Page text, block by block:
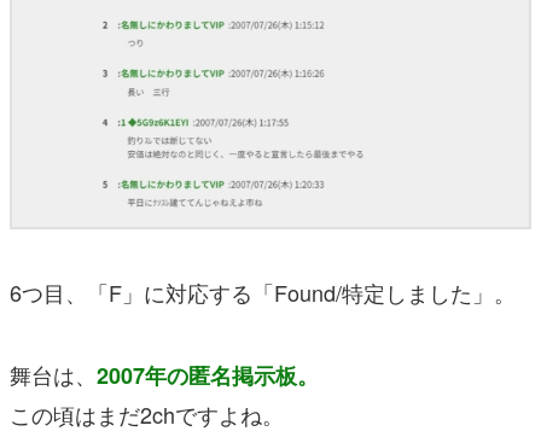
6つ目、「F」に対応する「Found/特定しました」。
舞台は、 2007年の匿名掲示板。
この頃はまだ2chですよね。